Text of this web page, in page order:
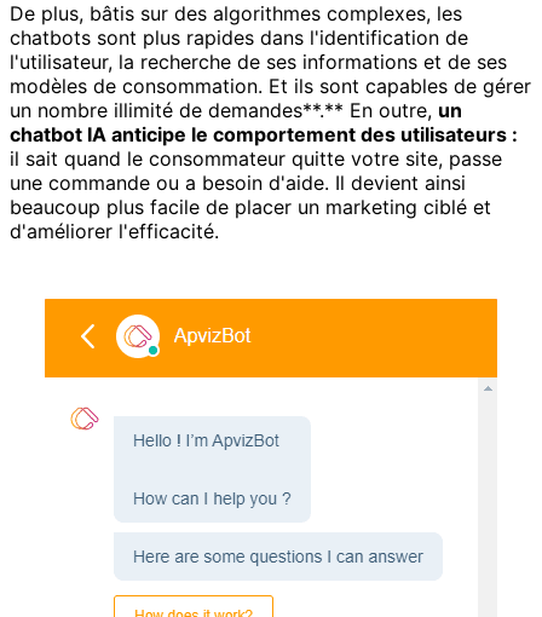
De plus, bâtis sur des algorithmes complexes, les
chatbots sont plus rapides dans l'identification de
l'utilisateur, la recherche de ses informations et de ses
modèles de consommation. Et ils sont capables de gérer
un nombre illimité de demandes**.** En outre, un
chatbot IA anticipe le comportement des utilisateurs :
il sait quand le consommateur quitte votre site, passe
une commande ou a besoin d'aide. Il devient ainsi
beaucoup plus facile de placer un marketing ciblé et
d'améliorer l'efficacité.